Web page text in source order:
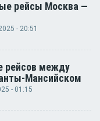
рейсы Москва —
- 20:51
рейсов между
Мансийском
- 01:15